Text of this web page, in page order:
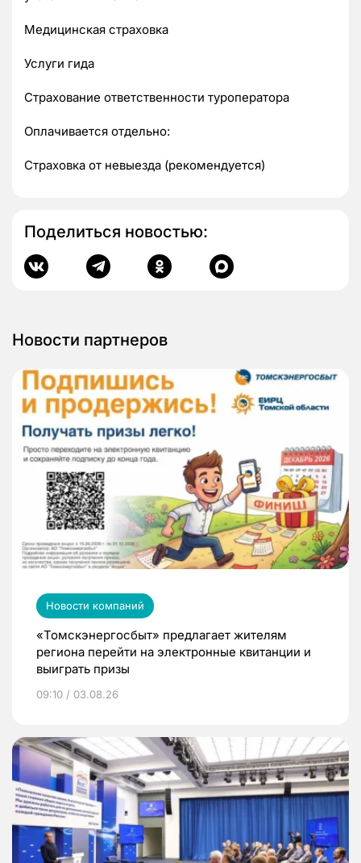
Медицинская страховка
Услуги гида
Страхование ответственности туроператора
Оплачивается отдельно:
Страховка от невыезда (рекомендуется)
Поделиться новостью:
Новости партнеров
Новости компаний
«Томскэнергосбыт» предлагает жителям
региона перейти на электронные квитанции и
выиграть призы
09:10 / 03.08.26